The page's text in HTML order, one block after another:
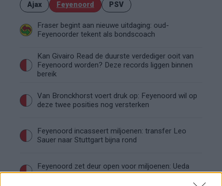
Ajax Feyenoord PSV
Fraser begint aan nieuwe uitdaging: oud-
Feyenoorder tekent als bondscoach
Kan Givairo Read de duurste verdediger ooit van
Feyenoord worden? Deze records liggen binnen
bereik
Van Bronckhorst voert druk op: Feyenoord wil op
deze twee posities nog versterken
Feyenoord incasseert miljoenen: transfer Leo
Sauer naar Stuttgart bijna rond
Feyenoord zet deur open voor miljoenen: Ueda
en Hadj Moussa mogen vertrekken